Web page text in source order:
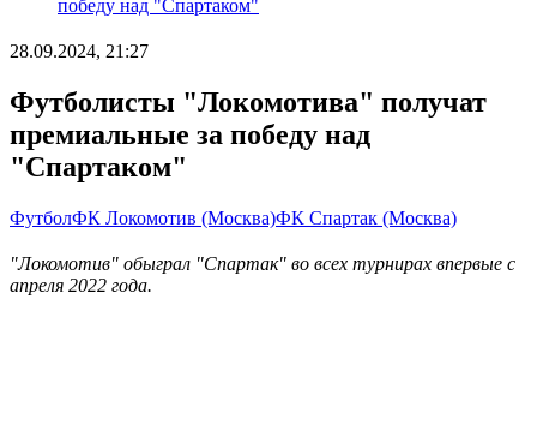
победу над "Спартаком"
28.09.2024, 21:27
Футболисты "Локомотива" получат
премиальные за победу над
"Спартаком"
ФутболФК Локомотив (Москва)ФК Спартак (Москва)
"Локомотив" обыграл "Спартак" во всех турнирах впервые с
апреля 2022 года.